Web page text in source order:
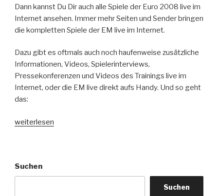
Dann kannst Du Dir auch alle Spiele der Euro 2008 live im
Internet ansehen. Immer mehr Seiten und Sender bringen
die kompletten Spiele der EM live im Internet.
Dazu gibt es oftmals auch noch haufenweise zusätzliche
Informationen, Videos, Spielerinterviews,
Pressekonferenzen und Videos des Trainings live im
Internet, oder die EM live direkt aufs Handy. Und so geht
das:
„EM
ansehen
–
weiterlesen
Suchen
Suchen